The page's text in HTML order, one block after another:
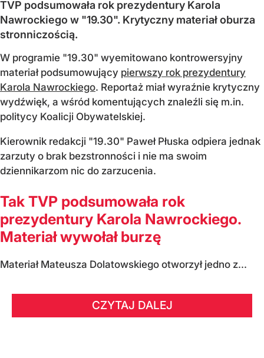
TVP podsumowała rok prezydentury Karola
Nawrockiego w "19.30". Krytyczny materiał oburza
stronniczością.
W programie "19.30" wyemitowano kontrowersyjny
materiał podsumowujący pierwszy rok prezydentury
Karola Nawrockiego. Reportaż miał wyraźnie krytyczny
wydźwięk, a wśród komentujących znaleźli się m.in.
politycy Koalicji Obywatelskiej.
Kierownik redakcji "19.30" Paweł Płuska odpiera jednak
zarzuty o brak bezstronności i nie ma swoim
dziennikarzom nic do zarzucenia.
Tak TVP podsumowała rok
prezydentury Karola Nawrockiego.
Materiał wywołał burzę
Materiał Mateusza Dolatowskiego otworzył jedno z...
CZYTAJ DALEJ